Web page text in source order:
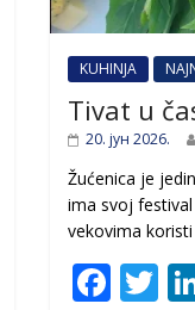
KUHINJA
Tivat u
20. јун 2026.
Žućenica je
ima svoj
vekovima
F T